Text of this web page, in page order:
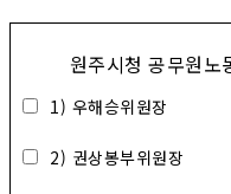
원주시청 공무원노
1) 우해승위원장
2) 권상봉부위원장